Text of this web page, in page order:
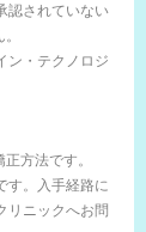
認されていない
ン・テクノロジ
方法です。
す。入手経路に
リニックへお問